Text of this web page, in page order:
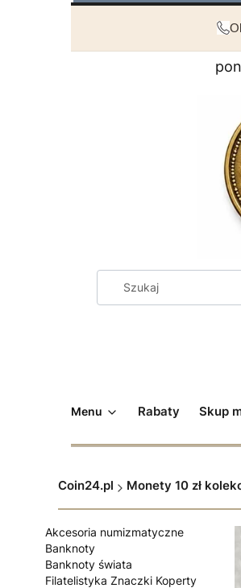
Menu Rabaty Skup
Coin24.pl Monety 10 zł
Akcesoria numizmatyczne
Banknoty
Banknoty świata
Filatelistyka Znaczki Koperty